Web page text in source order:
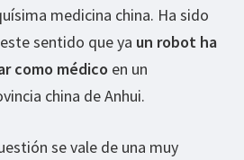
medicina china. Ha sido
sentido que ya un robot ha
como médico en un
china de Anhui.
se vale de una muy